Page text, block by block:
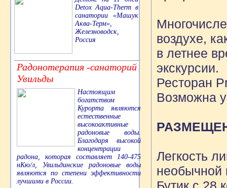
Detox Aqua-Therm в
санатории «Машук
Аква-Терм»,
Железноводск,
Россия
Радонотерапия -санаторий
Увильды
Настоящим
богатством
Курорта являются
естественные
высокоактивные
радоновые воды.
Благодаря высокой
концентрации
радона, которая составляет 140-475
нКю/л, Увильдинские радоновые воды
являются по степени эффективности
лучшими в России.
воздухе,
в летнее
экскурсии.
Ресторан
Возможна
Легкость
необычной